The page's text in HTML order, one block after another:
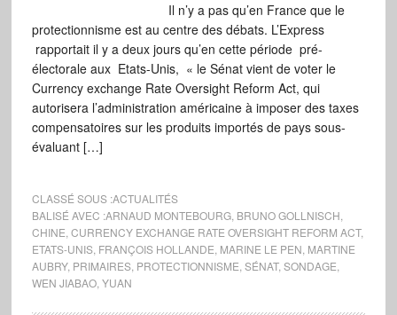
Il n’y a pas qu’en France que le
protectionnisme est au centre des débats. L’Express
rapportait il y a deux jours qu’en cette période pré-
électorale aux Etats-Unis, « le Sénat vient de voter le
Currency exchange Rate Oversight Reform Act, qui
autorisera l’administration américaine à imposer des taxes
compensatoires sur les produits importés de pays sous-
évaluant […]
CLASSÉ SOUS :ACTUALITÉS
BALISÉ AVEC :ARNAUD MONTEBOURG, BRUNO GOLLNISCH
CHINE CURRENCY EXCHANGE RATE OVERSIGHT REFORM ACT,
ETATS-UNIS, FRANÇOIS HOLLANDE MARINE LE PEN MARTINE
AUBRY, PRIMAIRES, PROTECTIONNISME SÉNAT, SONDAGE
WEN JIABAO, YUAN